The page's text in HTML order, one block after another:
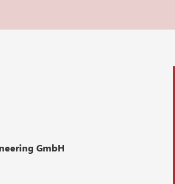
GmbH